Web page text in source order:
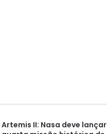
Artemis II: Nasa deve